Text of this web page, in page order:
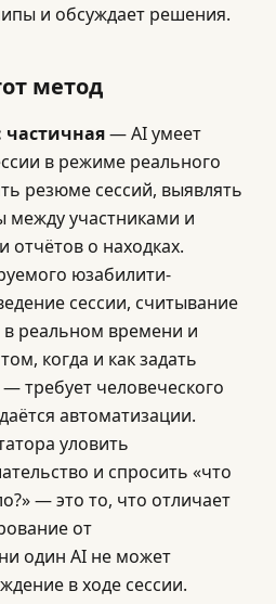
и обсуждает решения.
метод
частичная— AI умеет
в режиме реального
резюме сессий, выявлять
участниками и
отчётов о находках.
юзабилити-
сессии, считывание
в реальном времени и
когда и как задать
требует человеческого
автоматизации.
уловить
и спросить «что
— это то, что отличает
от
один AI не может
в ходе сессии.